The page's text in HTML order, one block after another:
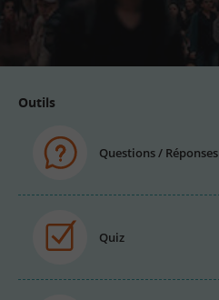
Outils
Questions / Réponses
Quiz